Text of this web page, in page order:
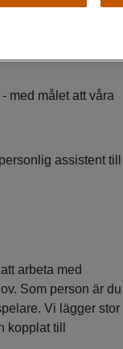
och som
början på en
längre hos oss?
med målet att våra
assistent till
arbeta med
Som person är du
Vi lägger stor
till